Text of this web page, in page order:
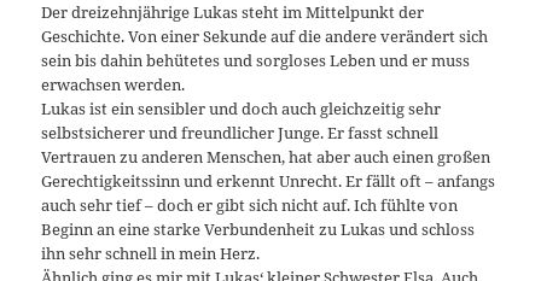
Der dreizehnjährige Lukas steht im Mittelpunkt der
Geschichte. Von einer Sekunde auf die andere verändert sich
sein bis dahin behütetes und sorgloses Leben und er muss
erwachsen werden.
Lukas ist ein sensibler und doch auch gleichzeitig sehr
selbstsicherer und freundlicher Junge. Er fasst schnell
Vertrauen zu anderen Menschen, hat aber auch einen großen
Gerechtigkeitssinn und erkennt Unrecht. Er fällt oft – anfangs
auch sehr tief – doch er gibt sich nicht auf. Ich fühlte von
Beginn an eine starke Verbundenheit zu Lukas und schloss
ihn sehr schnell in mein Herz.